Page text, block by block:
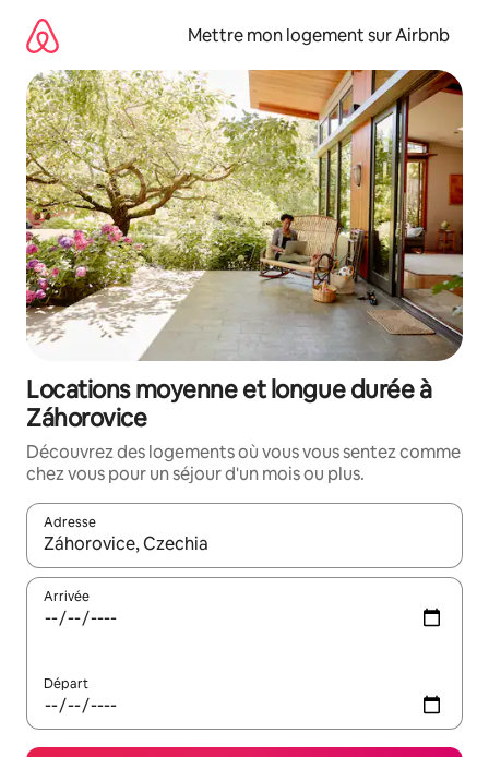
directement
contenu
Mettre mon logement sur Airbnb
Locations moyenne et longue durée à
Záhorovice
Découvrez des logements où vous vous sentez comme
chez vous pour un séjour d'un mois ou plus.
Adresse
Lorsque les résultats s'affichent, utilisez les flèches vers le
Arrivée
Départ